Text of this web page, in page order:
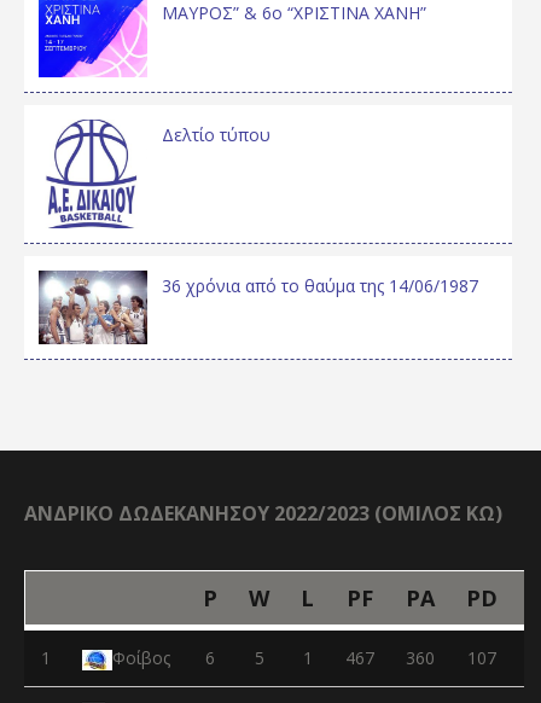
ΜΑΥΡΟΣ” & 6ο “ΧΡΙΣΤΙΝΑ ΧΑΝΗ”
Δελτίο τύπου
36 χρόνια από το θαύμα της 14/06/1987
ΑΝΔΡΙΚΟ ΔΩΔΕΚΑΝΗΣΟΥ 2022/2023 (ΟΜΙΛΟΣ ΚΩ)
P W L PF PA PD
1 Φοίβος 6 5 1 467 360 107